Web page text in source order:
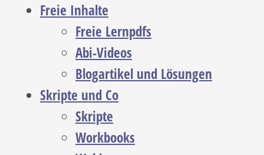
Freie Inhalte
Freie Lernpdfs
Abi-Videos
Blogartikel und Lösungen
Skripte und Co
Skripte
Workbooks